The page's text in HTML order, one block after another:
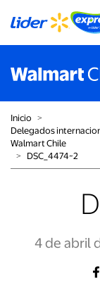
Inicio ˃
Delegados
Walmart Chile
˃
DSC_4474~2
4 de abril